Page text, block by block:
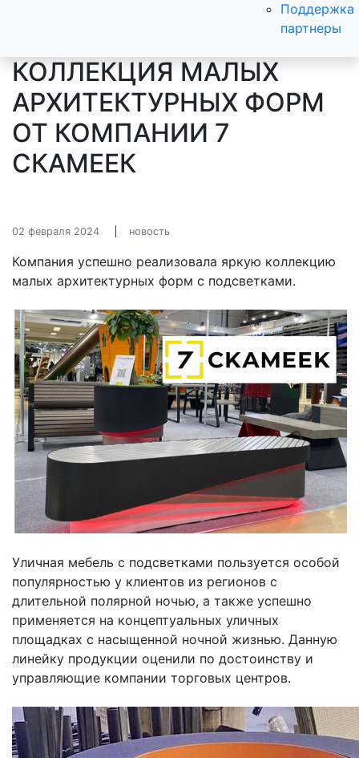
Поддержка
партнеры
КОЛЛЕКЦИЯ МАЛЫХ
АРХИТЕКТУРНЫХ ФОРМ
ОТ КОМПАНИИ 7
СКАМЕЕК
02 февраля 2024 новость
Компания успешно реализовала яркую коллекцию
малых архитектурных форм с подсветками.
Уличная мебель с подсветками пользуется особой
популярностью у клиентов из регионов с
длительной полярной ночью, а также успешно
применяется на концептуальных уличных
площадках с насыщенной ночной жизнью. Данную
линейку продукции оценили по достоинству и
управляющие компании торговых центров.